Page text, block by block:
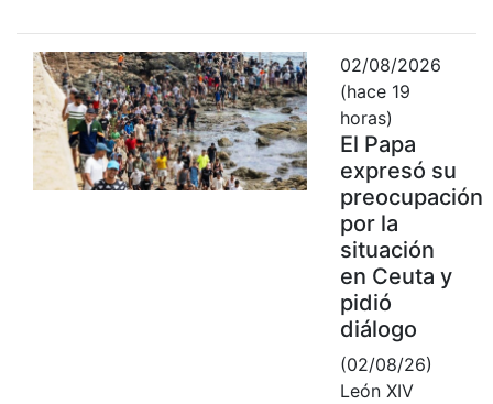
02/08/2026
(hace 19
horas)
El Papa
expresó su
preocupación
por la
situación
en Ceuta y
pidió
diálogo
(02/08/26)
León XIV